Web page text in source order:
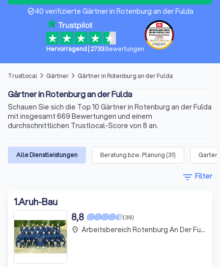
verified_user40 verifizierte Gärtner in Rotenburg an der Fulda
Hervorragend| 2733 Bewertungen
Trustlocal arrow_forward_ios Gärtner arrow_forward_ios Gärtner in Rotenburg an der Fulda
Gärtner in Rotenburg an der Fulda
Schauen Sie sich die Top 10 Gärtner in Rotenburg an der Fulda
mit insgesamt 669 Bewertungen und einem
durchschnittlichen Trustlocal-Score von 8 an.
Alle Dienstleistungen Beratung bzw. Planung (31)
filter_list Filter
1.Aruh-Bau
(39)
8,8
place Arbeitsbereich Rotenburg An Der Fulda